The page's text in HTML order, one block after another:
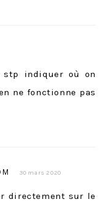
indiquer où on
ne fonctionne pas
30 mars 2020
directement sur le